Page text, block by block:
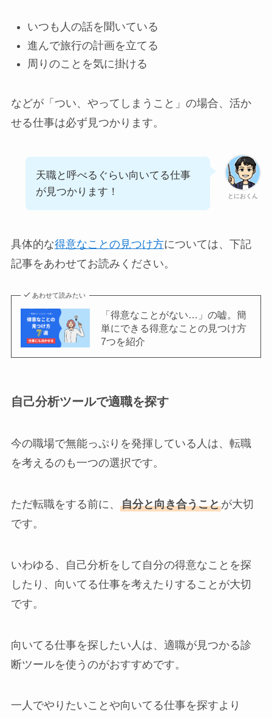
いつも人の話を聞いている
進んで旅行の計画を立てる
周りのことを気に掛ける
などが「つい、やってしまうこと」の場合、活か
せる仕事は必ず見つかります。
とにおくん
天職と呼べるぐらい向いてる仕事
が見つかります！
具体的な得意なことの見つけ方については、下記
記事をあわせてお読みください。
あわせて読みたい
「得意なことがない…」の嘘。簡
単にできる得意なことの見つけ方
7つを紹介
自己分析ツールで適職を探す
今の職場で無能っぷりを発揮している人は、転職
を考えるのも一つの選択です。
ただ転職をする前に、 自分と向き合うことが大切
です。
いわゆる、自己分析をして自分の得意なことを探
したり、向いてる仕事を考えたりすることが大切
です。
向いてる仕事を探したい人は、適職が見つかる診
断ツールを使うのがおすすめです。
一人でやりたいことや向いてる仕事を探すより